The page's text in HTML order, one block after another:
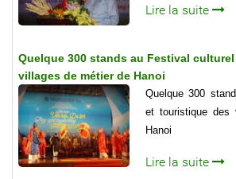
Lire la suite
Quelque 300 stands au Festival
villages de métier de Hanoi
Quelque 300
et touristique des
Hanoi
Lire la suite